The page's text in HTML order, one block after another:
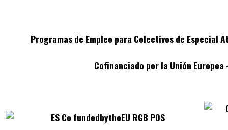
Programas de Empleo para Colectivos de Especial
Cofinanciado por la Unión Europea